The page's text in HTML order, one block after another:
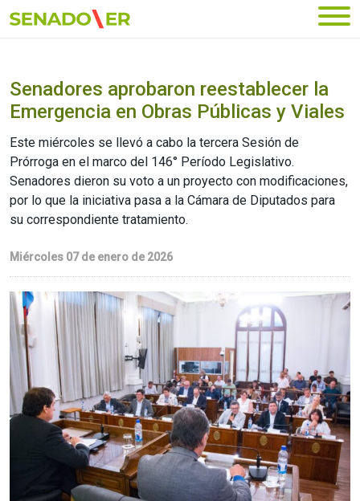
Ir al menú principal
Senadores aprobaron reestablecer la
Emergencia en Obras Públicas y Viales
Este miércoles se llevó a cabo la tercera Sesión de
Prórroga en el marco del 146° Período Legislativo.
Senadores dieron su voto a un proyecto con modificaciones,
por lo que la iniciativa pasa a la Cámara de Diputados para
su correspondiente tratamiento.
Miércoles 07 de enero de 2026